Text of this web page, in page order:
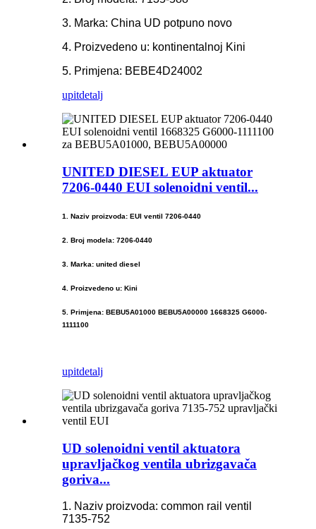
3. Marka: China UD potpuno novo
4. Proizvedeno u: kontinentalnoj Kini
5. Primjena: BEBE4D24002
upitdetalj
UNITED DIESEL EUP aktuator
7206-0440 EUI solenoidni ventil...
1. Naziv proizvoda: EUI ventil 7206-0440
2. Broj modela: 7206-0440
3. Marka: united diesel
4. Proizvedeno u: Kini
5. Primjena: BEBU5A01000 BEBU5A00000 1668325 G6000-
1111100
upitdetalj
UD solenoidni ventil aktuatora
upravljačkog ventila ubrizgavača
goriva...
1. Naziv proizvoda: common rail ventil
7135-752